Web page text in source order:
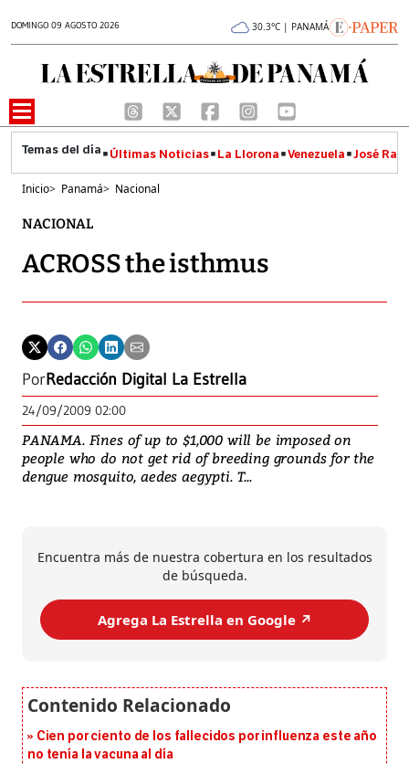
DOMINGO 09 AGOSTO 2026 30.3°C | PANAMÁ
Últimas Noticias La Llorona Venezuela José
Inicio> Panamá> Nacional
NACIONAL
ACROSS the isthmus
PorRedacción Digital La Estrella
24/09/2009 02:00
PANAMA. Fines of up to $1,000 will be imposed on
people who do not get rid of breeding grounds for the
dengue mosquito, aedes aegypti. T...
Encuentra más de nuestra cobertura en los resultados
de búsqueda.
Agrega La Estrella en Google ↗️
Cien por ciento de los fallecidos por influenza este año
no tenía la vacuna al día